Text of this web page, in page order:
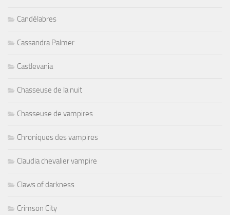
Candélabres
Cassandra Palmer
Castlevania
Chasseuse de la nuit
Chasseuse de vampires
Chroniques des vampires
Claudia chevalier vampire
Claws of darkness
Crimson City